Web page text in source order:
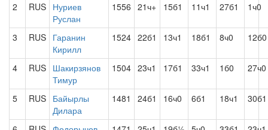
2 RUS Нуриев
Руслан
1556 21ч+ 15б1 11ч1 27б1 1ч0
3 RUS Гаранин
Кирилл
1524 22б1 13ч1 18б1 8ч0 12б0
4 RUS Шакирзянов
Тимур
1504 23ч1 17б1 33ч1 1б0 27ч0
5 RUS Байырлы
Дилара
1481 24б1 16ч0 6б1 18ч1 30б1